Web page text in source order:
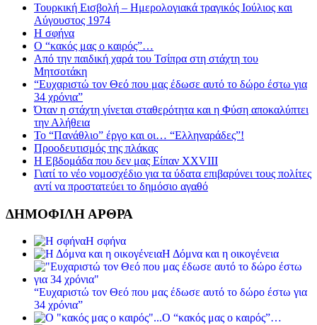
Τουρκική Εισβολή – Ημερολογιακά τραγικός Ιούλιος και
Αύγουστος 1974
Η σφήνα
Ο “κακός μας ο καιρός”…
Από την παιδική χαρά του Τσίπρα στη στάχτη του
Μητσοτάκη
“Ευχαριστώ τον Θεό που μας έδωσε αυτό το δώρο έστω για
34 χρόνια”
Όταν η στάχτη γίνεται σταθερότητα και η Φύση αποκαλύπτει
την Αλήθεια
Το “Πανάθλιο” έργο και οι… “Ελληναράδες”!
Προοδευτισμός της πλάκας
Η Εβδομάδα που δεν μας Είπαν XXVIII
Γιατί το νέο νομοσχέδιο για τα ύδατα επιβαρύνει τους πολίτες
αντί να προστατεύει το δημόσιο αγαθό
ΔΗΜΟΦΙΛΗ ΑΡΘΡΑ
Η σφήνα
Η Δόμνα και η οικογένεια
“Ευχαριστώ τον Θεό που μας έδωσε αυτό το δώρο έστω για
34 χρόνια”
Ο “κακός μας ο καιρός”…